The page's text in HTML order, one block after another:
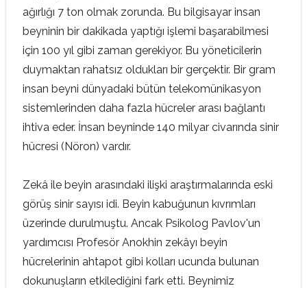
ağırlığı 7 ton olmak zorunda. Bu bilgisayar insan
beyninin bir dakikada yaptığı işlemi başarabilmesi
için 100 yıl gibi zaman gerekiyor. Bu yöneticilerin
duymaktan rahatsız oldukları bir gerçektir. Bir gram
insan beyni dünyadaki bütün telekomünikasyon
sistemlerinden daha fazla hücreler arası bağlantı
ihtiva eder. İnsan beyninde 140 milyar civarında sinir
hücresi (Nöron) vardır.
Zekâ ile beyin arasındaki ilişki araştırmalarında eski
görüş sinir sayısı idi. Beyin kabuğunun kıvrımları
üzerinde durulmuştu. Ancak Psikolog Pavlov'un
yardımcısı Profesör Anokhin zekâyı beyin
hücrelerinin ahtapot gibi kolları ucunda bulunan
dokunuşların etkilediğini fark etti. Beynimiz